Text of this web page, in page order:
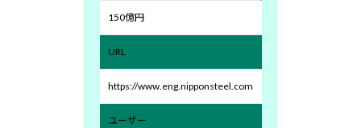
150億円
URL
https://www.eng.nipponsteel.com
ユーザー